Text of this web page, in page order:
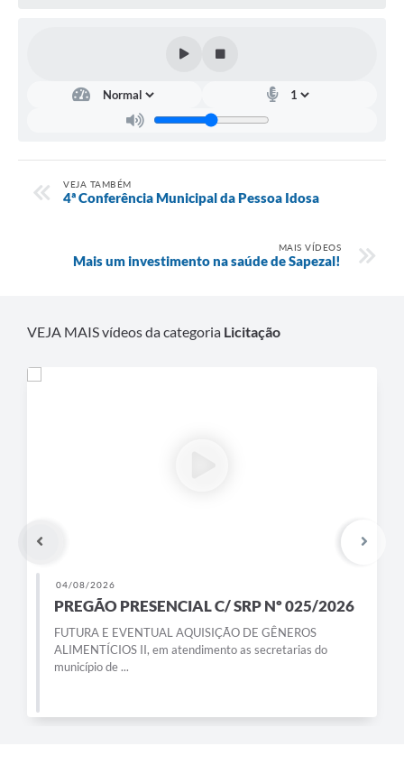
VEJA TAMBÉM
4ª Conferência Municipal da Pessoa Idosa
MAIS VÍDEOS
Mais um investimento na saúde de Sapezal!
VEJA MAIS vídeos da categoria Licitação
04/08/2026
PREGÃO PRESENCIAL C/ SRP Nº 025/2026
FUTURA E EVENTUAL AQUISIÇÃO DE GÊNEROS
ALIMENTÍCIOS II, em atendimento as secretarias do
município de ...